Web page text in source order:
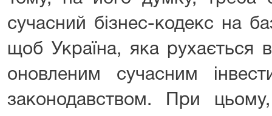
сучасний бізнес-кодекс на
щоб Україна, яка
оновленим сучасним
законодавством. При